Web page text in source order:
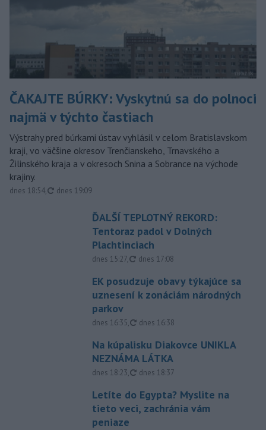
ČAKAJTE BÚRKY: Vyskytnú sa do polnoci
najmä v týchto častiach
Výstrahy pred búrkami ústav vyhlásil v celom Bratislavskom
kraji, vo väčšine okresov Trenčianskeho, Trnavského a
Žilinského kraja a v okresoch Snina a Sobrance na východe
krajiny.
dnes 18:54, aktualizované
dnes 19:09
ĎALŠÍ TEPLOTNÝ REKORD:
Tentoraz padol v Dolných
Plachtinciach
dnes 15:27, aktualizované
dnes 17:08
EK posudzuje obavy týkajúce sa
uznesení k zonáciám národných
parkov
dnes 16:35, aktualizované
dnes 16:38
Na kúpalisku Diakovce UNIKLA
NEZNÁMA LÁTKA
dnes 18:23, aktualizované
dnes 18:37
Letíte do Egypta? Myslite na
tieto veci, zachránia vám
peniaze